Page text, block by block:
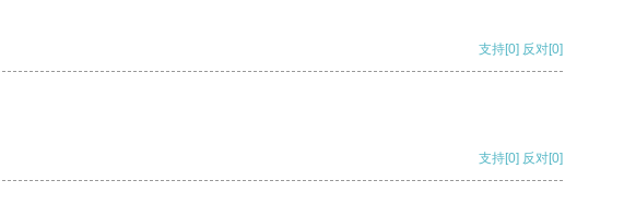
支持[0] 反对[0]
支持[0] 反对[0]